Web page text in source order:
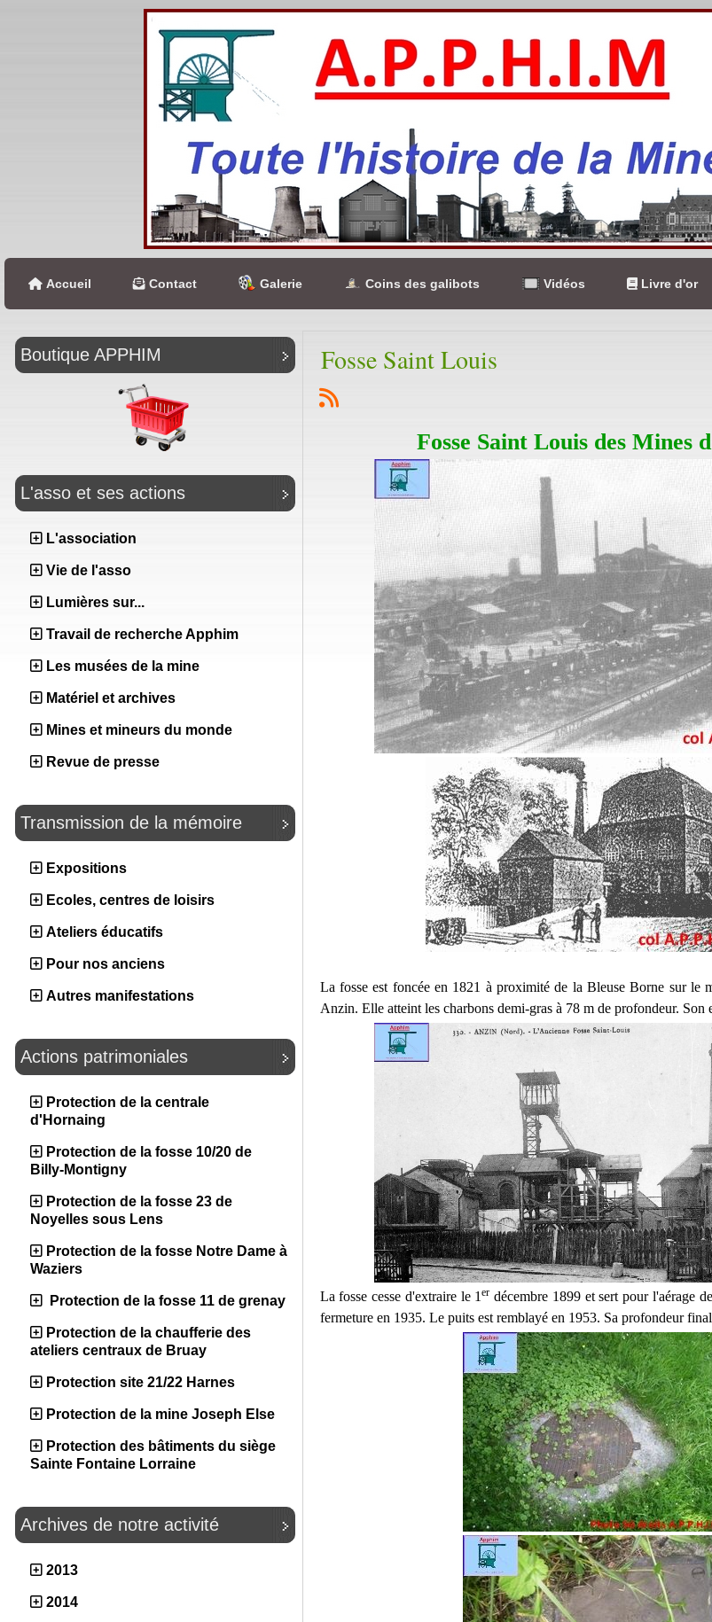
Accueil Contact Galerie Coins des galibots Vidéos Livre d'or
Boutique APPHIM
L'asso et ses actions
L'association
Vie de l'asso
Lumières sur...
Travail de recherche Apphim
Les musées de la mine
Matériel et archives
Mines et mineurs du monde
Revue de presse
Transmission de la mémoire
Expositions
Ecoles, centres de loisirs
Ateliers éducatifs
Pour nos anciens
Autres manifestations
Actions patrimoniales
Protection de la centrale
d'Hornaing
Protection de la fosse 10/20 de
Billy-Montigny
Protection de la fosse 23 de
Noyelles sous Lens
Protection de la fosse Notre Dame à
Waziers
Protection de la fosse 11 de grenay
Protection de la chaufferie des
ateliers centraux de Bruay
Protection site 21/22 Harnes
Protection de la mine Joseph Else
Protection des bâtiments du siège
Sainte Fontaine Lorraine
Archives de notre activité
2013
2014
Fosse Saint Louis
Fosse Saint Louis des Mines
La fosse est foncée en 1821 à proximité de la Bleuse Borne sur le
Anzin. Elle atteint les charbons demi-gras à 78 m de profondeur. Son
La fosse cesse d'extraire le 1er décembre 1899 et sert pour l'aérage
fermeture en 1935. Le puits est remblayé en 1953. Sa profondeur